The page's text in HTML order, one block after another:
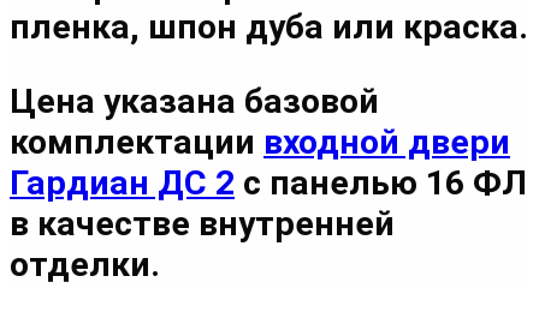
пленка, шпон дуба или краска.
Цена указана базовой
комплектации входной двери
Гардиан ДС 2 с панелью 16 ФЛ
в качестве внутренней
отделки.